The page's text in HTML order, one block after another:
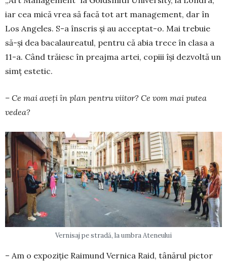
iar cea mică vrea să facă tot art mana­gement, dar în
Los Angeles. S-a înscris și au ac­cep­­tat-o. Mai trebuie
să-și dea bacalaureatul, pen­tru că abia trece în clasa a
11-a. Când trăiesc în preaj­ma artei, copiii își dezvoltă un
simț estetic.
– Ce mai aveți în plan pentru viitor? Ce vom mai putea
vedea?
Vernisaj pe stradă, la umbra Ateneului
– Am o expoziție Raimund Vernica Raid, tânărul pictor